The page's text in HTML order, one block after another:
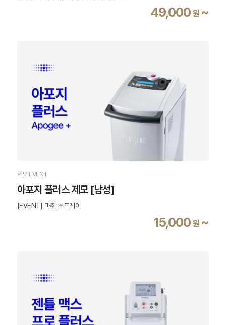
49,000 원 ~
제모 EVENT
아포지 플러스 제모 [남성]
[EVENT] 마취 스프레이
15,000 원 ~